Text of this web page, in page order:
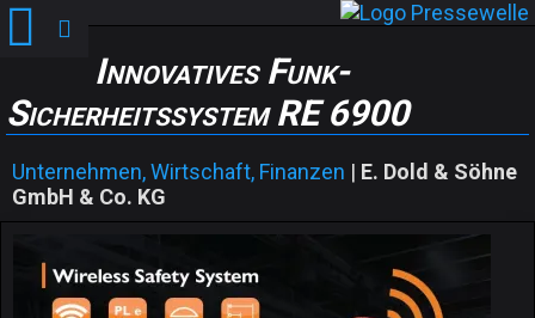
Innovatives Funk-
Sicherheitssystem RE 6900
Unternehmen, Wirtschaft, Finanzen | E. Dold & Söhne
GmbH & Co. KG